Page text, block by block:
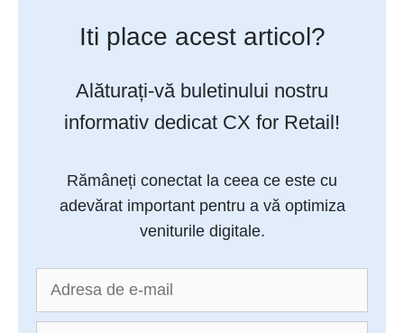
Iti place acest articol?
Alăturați-vă buletinului nostru
informativ dedicat CX for Retail!
Rămâneți conectat la ceea ce este cu
adevărat important pentru a vă optimiza
veniturile digitale.